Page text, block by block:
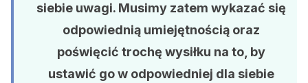
siebie uwagi. Musimy zatem wykazać się
odpowiednią umiejętnością oraz
poświęcić trochę wysiłku na to, by
ustawić go w odpowiedniej dla siebie